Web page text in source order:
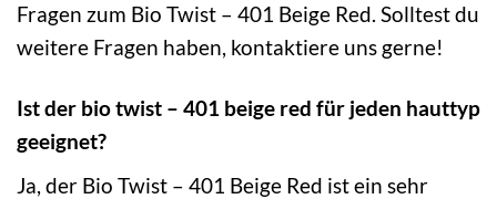
Fragen zum Bio Twist – 401 Beige Red. Solltest du
weitere Fragen haben, kontaktiere uns gerne!
Ist der bio twist – 401 beige red für jeden hauttyp
geeignet?
Ja, der Bio Twist – 401 Beige Red ist ein sehr